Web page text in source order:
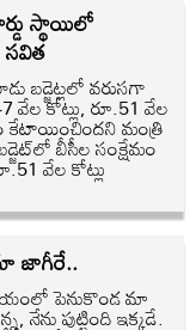
స్థాయిలో
బడ్జెట్లలో వరుసగా
వేల కోట్లు, రూ.51 వేల
కేటాయించిందని మంత్రి
బీసీల సంక్షేమం
వేల కోట్లు
జాగీరే..
పెనుకొండ మా
పుట్టింది ఇక్కడే.